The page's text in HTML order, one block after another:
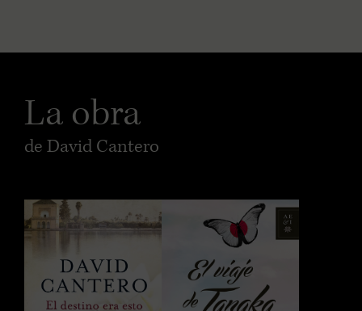
La obra
de David Cantero